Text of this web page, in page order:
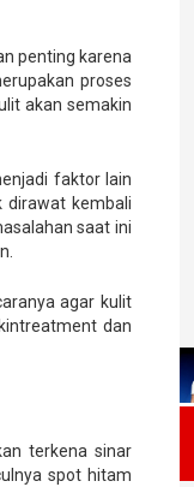
penting karena
proses
akan semakin
faktor lain
dirawat kembali
saat ini
agar kulit
dan
terkena sinar
spot hitam